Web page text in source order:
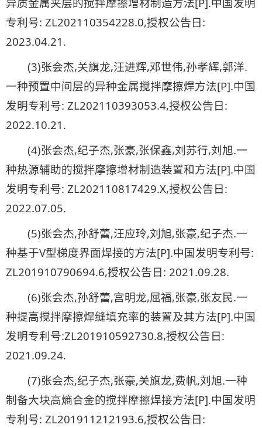
专利号: ZL202110354228.0,授权公告日:
2023.04.21.
(3)张会杰,关旗龙,汪进辉,邓世伟,孙孝辉,郭洋.
一种预置中间层的异种金属搅拌摩擦焊方法[P].中国
发明专利号: ZL202110393053.4,授权公告日:
2022.10.21.
(4)张会杰,纪子杰,张豪,张保鑫,刘苏行,刘旭.一
种热源辅助的搅拌摩擦增材制造装置和方法[P].中国
发明专利号: ZL202110817429.X,授权公告日:
2022.07.05.
(5)张会杰,孙舒蕾,汪应玲,刘旭,张豪,纪子杰.一
种基于V型梯度界面焊接的方法[P].中国发明专利号:
ZL201910790694.6,授权公告日: 2021.09.28.
(6)张会杰,孙舒蕾,宫明龙,屈福,张豪,张友民.一
种提高搅拌摩擦焊缝填充率的装置及其方法[P].中国
发明专利号:ZL201910592730.8,授权公告日:
2021.09.24.
(7)张会杰,纪子杰,张豪,关旗龙,费帆,刘旭.一种
制备大块高熵合金的搅拌摩擦焊接方法[P].中国发明
专利号: ZL201911212193.6,授权公告日: